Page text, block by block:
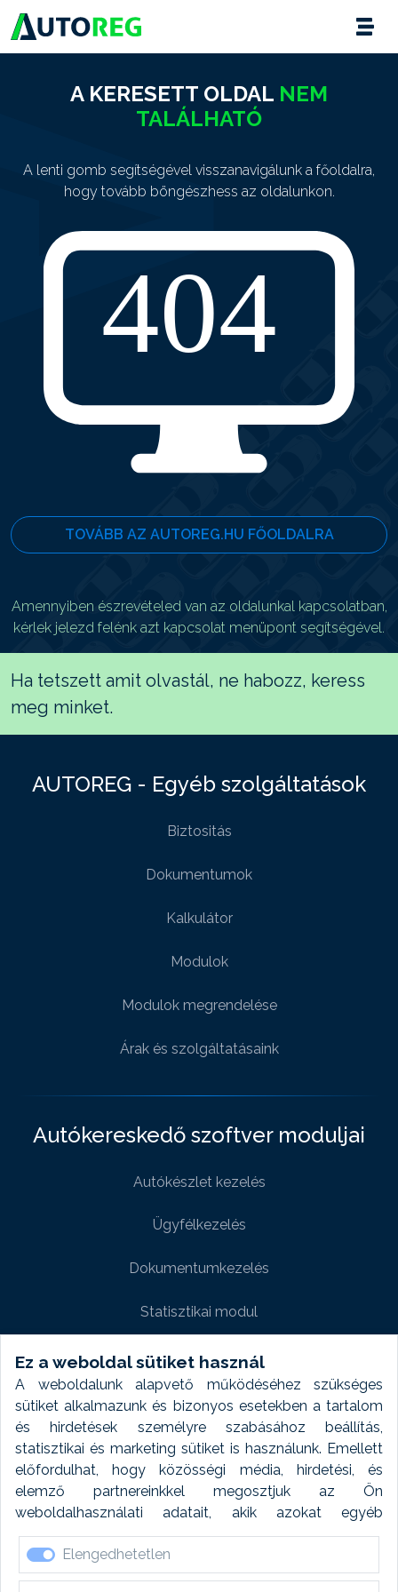
Ez a weboldal sütiket használ
A weboldalunk alapvető működéséhez szükséges
sütiket alkalmazunk és bizonyos esetekben a tartalom
és hirdetések személyre szabásához beállítás,
statisztikai és marketing sütiket is használunk. Emellett
előfordulhat, hogy közösségi média, hirdetési, és
elemző partnereinkkel megosztjuk az Ön
weboldalhasználati adatait, akik azokat egyéb
forrásokból gyűjtött adatokkal kombinálhatják. A sütik
elfogadásával kapcsolatosan naplózást végzünk és
ezen adatokat 6 hónap után automatikusan töröljük. A
Elengedhetetlen
A KERESETT OLDAL NEM
TALÁLHATÓ
A lenti gomb segítségével visszanavigálunk a főoldalra,
hogy tovább böngészhess az oldalunkon.
TOVÁBB AZ AUTOREG.HU FŐOLDALRA
Amennyiben észrevételed van az oldalunkal kapcsolatban,
kérlek jelezd felénk azt kapcsolat menüpont segítségével.
Ha tetszett amit olvastál, ne habozz, keress
meg minket.
AUTOREG - Egyéb szolgáltatások
Biztositás
Dokumentumok
Kalkulátor
Modulok
Modulok megrendelése
Árak és szolgáltatásaink
Autókereskedő szoftver moduljai
Autókészlet kezelés
Ügyfélkezelés
Dokumentumkezelés
Statisztikai modul
Weboldal modul
Fényképtár extra modul
Autómosó modul
Feladatütemezés